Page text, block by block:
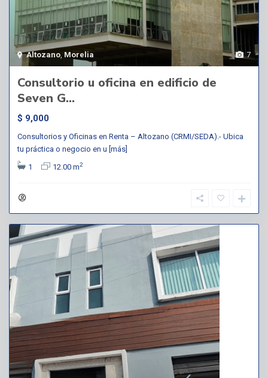
7
Altozano Morelia
Consultorio u oficina en edificio de
Seven G...
$ 9,000
Consultorios y Oficinas en Renta – Altozano (CRMI/SEDA).- Ubica
tu práctica o negocio en u [más]
1
12.00 m2